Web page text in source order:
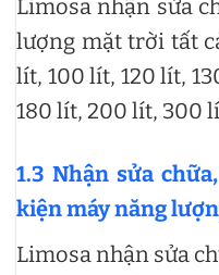
Limosa nhận sửa
lượng mặt trời tất
lít, 100 lít, 120 lít,
180 lít, 200 lít, 300
1.3 Nhận sửa
kiện máy năng
Limosa nhận sửa